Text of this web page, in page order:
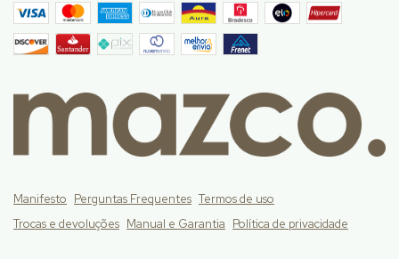
Manifesto Perguntas Frequentes Termos de uso
Trocas e devoluções Manual e Garantia Política de privacidade